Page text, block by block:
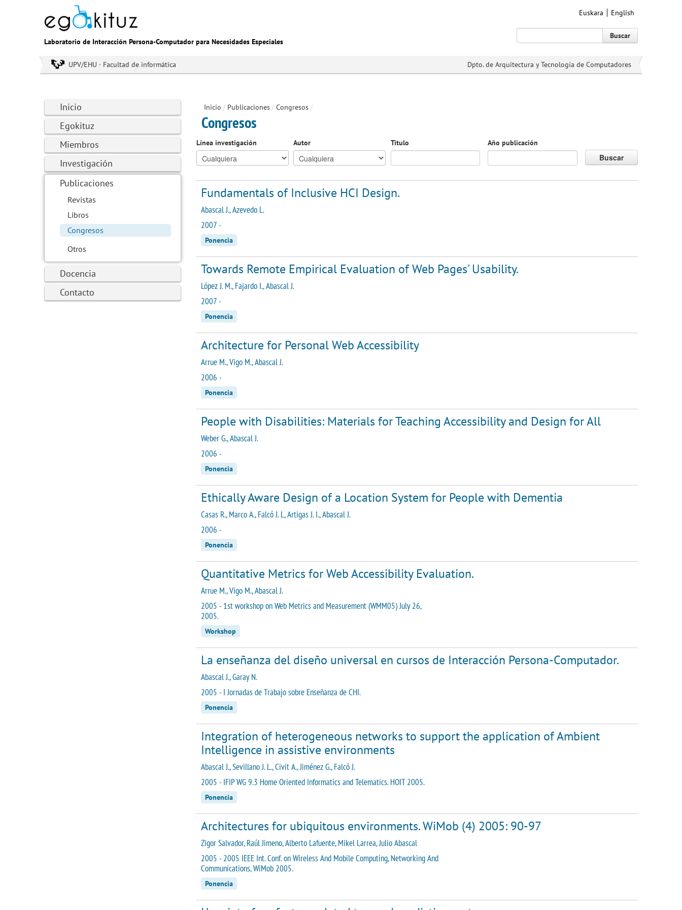
Laboratorio de Interacción Persona-Computador para Necesidades Especiales
Euskara English
Buscar
UPV/EHU · Facultad de informática Dpto. de Arquitectura y Tecnología de Computadores
Inicio
Egokituz
Miembros
Investigación
Publicaciones
Revistas
Libros
Congresos
Otros
Docencia
Contacto
Inicio / Publicaciones/ Congresos/
Congresos
Línea investigación Autor Título Año publicación
Buscar
Fundamentals of Inclusive HCI Design.
Abascal J., Azevedo L.
2007 -
Ponencia
Towards Remote Empirical Evaluation of Web Pages' Usability.
López J. M., Fajardo I., Abascal J.
2007 -
Ponencia
Architecture for Personal Web Accessibility
Arrue M., Vigo M., Abascal J.
2006 -
Ponencia
People with Disabilities: Materials for Teaching Accessibility and Design for All
Weber G., Abascal J.
2006 -
Ponencia
Ethically Aware Design of a Location System for People with Dementia
Casas R., Marco A., Falcó J. L, Artigas J. I., Abascal J.
2006 -
Ponencia
Quantitative Metrics for Web Accessibility Evaluation.
Arrue M., Vigo M., Abascal J.
2005 - 1st workshop on Web Metrics and Measurement (WMM05) July 26,
2005.
Workshop
La enseñanza del diseño universal en cursos de Interacción Persona-Computador.
Abascal J., Garay N.
2005 - I Jornadas de Trabajo sobre Enseñanza de CHI.
Ponencia
Integration of heterogeneous networks to support the application of Ambient
Intelligence in assistive environments
Abascal J., Sevillano J. L., Civit A., Jiménez G., Falcó J.
2005 - IFIP WG 9.3 Home Oriented Informatics and Telematics. HOIT 2005.
Ponencia
Architectures for ubiquitous environments. WiMob (4) 2005: 90-97
Zigor Salvador, Raúl Jimeno, Alberto Lafuente, Mikel Larrea, Julio Abascal
2005 - 2005 IEEE Int. Conf. on Wireless And Mobile Computing, Networking And
Communications, WiMob 2005.
Ponencia